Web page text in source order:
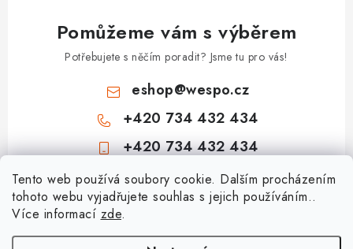
Tento web používá soubory cookie. Dalším procházením
tohoto webu vyjadřujete souhlas s jejich používáním..
Více informací zde.
Pomůžeme vám s výběrem
Potřebujete s něčím poradit? Jsme tu pro vás!
eshop@wespo.cz
+420 734 432 434
+420 734 432 434
Informace pro vás